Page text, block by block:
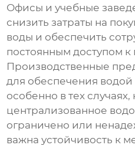
Офисы и учебные
снизить затраты на
воды и обеспечить
постоянным доступом к
Производственные
для обеспечения водой
особенно в тех случаях,
централизованное
ограничено или
важна устойчивость к